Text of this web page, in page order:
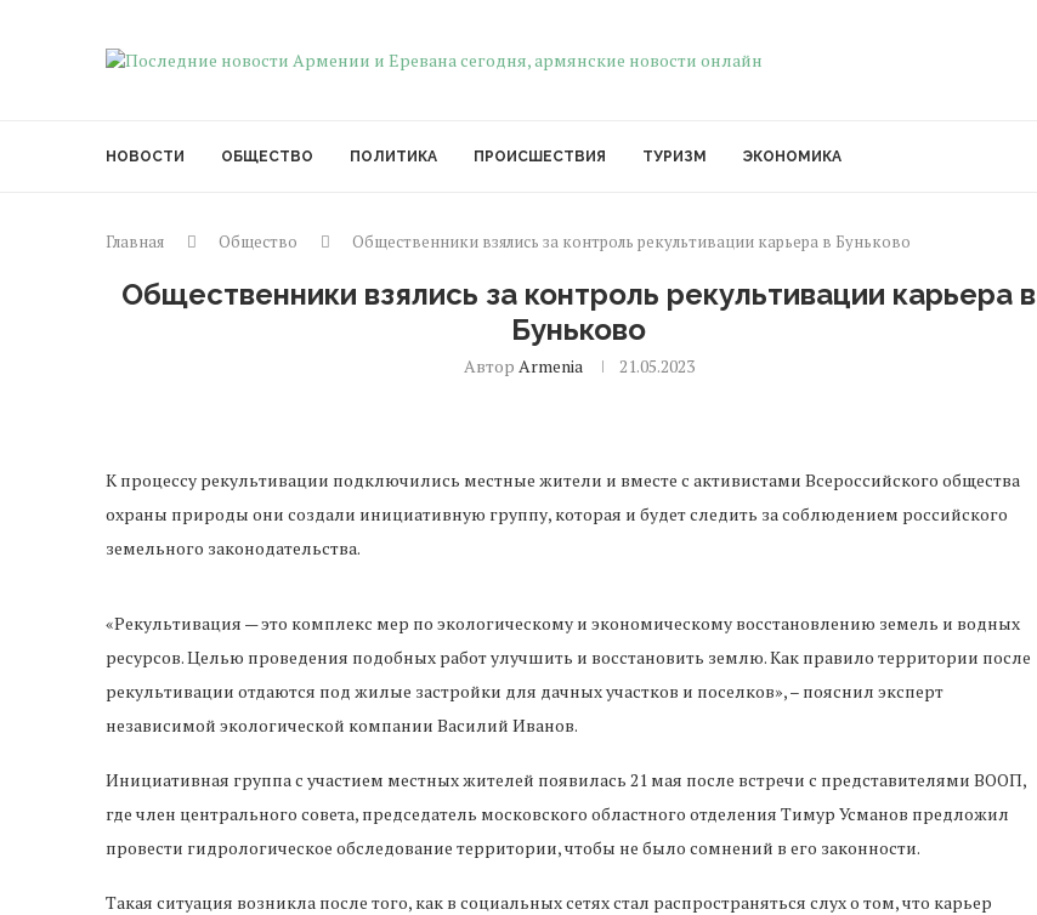
НОВОСТИ ОБЩЕСТВО ПОЛИТИКА ПРОИСШЕСТВИЯ ТУРИЗМ ЭКОНОМИКА
Главная Общество Общественники взялись за контроль рекультивации карьера в Буньково
Общественники взялись за контроль рекультивации карьера в
Буньково
Автор Armenia 21.05.2023
К процессу рекультивации подключились местные жители и вместе с активистами ​​Всероссийского общества
охраны природы они создали инициативную группу, которая и будет следить за соблюдением российского
земельного законодательства.
«Рекультивация — это комплекс мер по экологическому и экономическому восстановлению земель и водных
ресурсов. Целью проведения подобных работ улучшить и восстановить землю. Как правило территории после
рекультивации отдаются под жилые застройки для дачных участков и поселков», – пояснил эксперт
независимой экологической компании Василий Иванов.
Инициативная группа с участием местных жителей появилась 21 мая после встречи с представителями ВООП,
где член центрального совета, председатель московского областного отделения Тимур Усманов предложил
провести гидрологическое обследование территории, чтобы не было сомнений в его законности.
Такая ситуация возникла после того, как в социальных сетях стал распространяться слух о том, что карьер